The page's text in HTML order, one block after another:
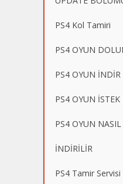
PS4 Kol Tamiri
PS4 OYUN
PS4 OYUN İNDİR
PS4 OYUN
PS4 OYUN
İNDİRİLİR
PS4 Tamir Servisi